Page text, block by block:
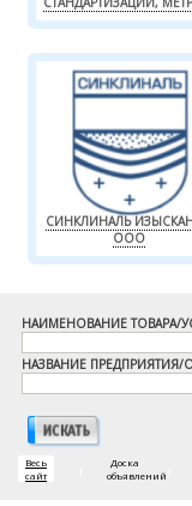
СИНКЛИНАЛЬ
ООО
НАИМЕНОВАНИЕ ТОВАРА/
НАЗВАНИЕ ПРЕДПРИЯТИЯ/
Весь
сайт
Доска
объявлений